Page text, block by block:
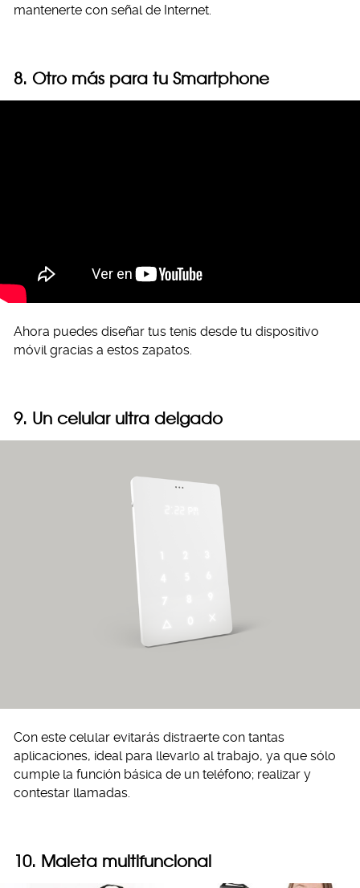
mantenerte con señal de Internet.
8. Otro más para tu Smartphone
Ahora puedes diseñar tus tenis desde tu dispositivo
móvil gracias a estos zapatos.
9. Un celular ultra delgado
Con este celular evitarás distraerte con tantas
aplicaciones, ideal para llevarlo al trabajo, ya que sólo
cumple la función básica de un teléfono; realizar y
contestar llamadas.
10. Maleta multifuncional